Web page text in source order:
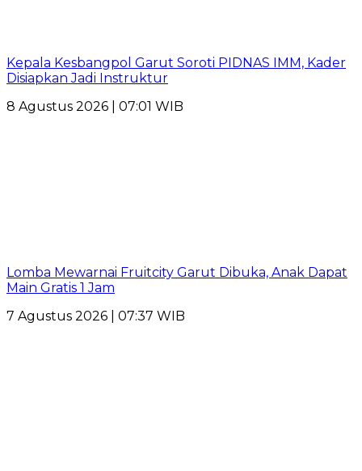
Kepala Kesbangpol Garut Soroti PIDNAS IMM, Kader
Disiapkan Jadi Instruktur
8 Agustus 2026 | 07:01 WIB
Lomba Mewarnai Fruitcity Garut Dibuka, Anak Dapat
Main Gratis 1 Jam
7 Agustus 2026 | 07:37 WIB